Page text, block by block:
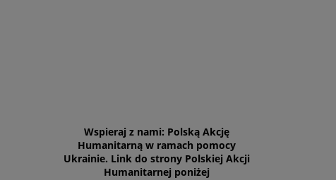
Wspieraj z nami: Polską Akcję
Humanitarną w ramach pomocy
Ukrainie. Link do strony Polskiej Akcji
Humanitarnej poniżej